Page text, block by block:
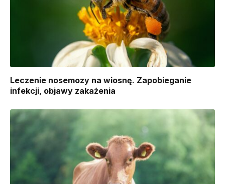
Leczenie nosemozy na wiosnę. Zapobieganie
infekcji, objawy zakażenia